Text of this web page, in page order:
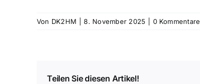
Von DK2HM 8. November 2025 0 Kommentare
Teilen Sie diesen Artikel!